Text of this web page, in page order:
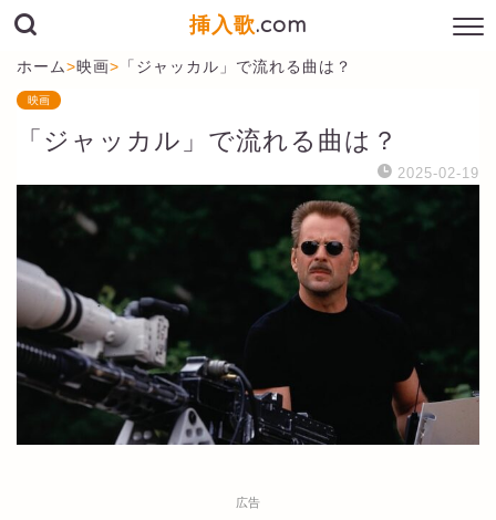
挿入歌.com
ホーム>映画> 「ジャッカル」で流れる曲は？
映画
「ジャッカル」で流れる曲は？
2025-02-19
広告